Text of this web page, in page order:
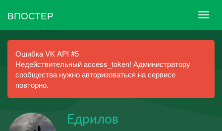
ВПОСТЕР
Ошибка VK API #5
Недействительный access_token! Администратору
сообщества нужно авторизоваться на сервисе
повторно.
Едрилов